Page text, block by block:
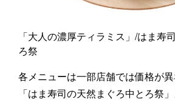
「大人の濃厚ティラミス」/はま寿
ろ祭
各メニューは一部店舗では価格が
「はま寿司の天然まぐろ中とろ祭